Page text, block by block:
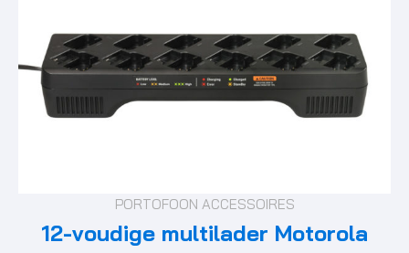
PORTOFOON ACCESSOIRES
12-voudige multilader Motorola